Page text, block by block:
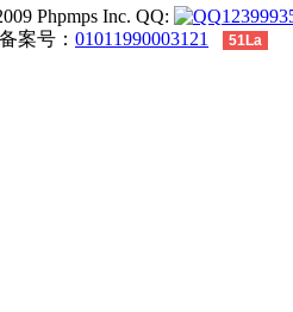
Phpmps Inc. QQ:
案号： 01011990003121 51La